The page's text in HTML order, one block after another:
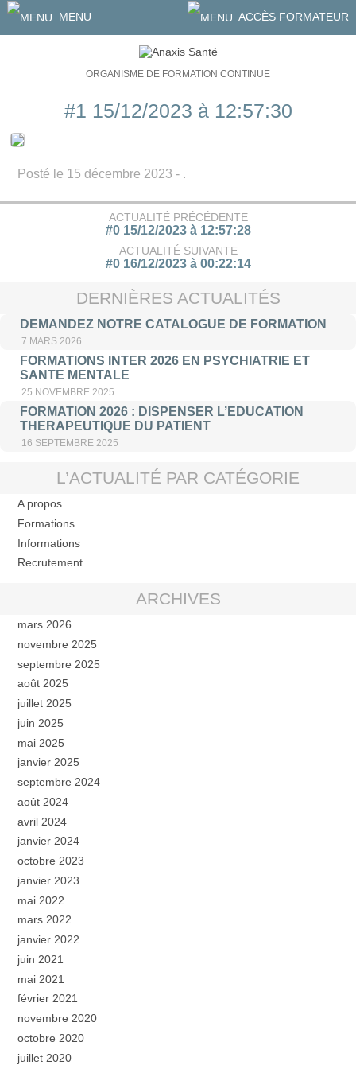
MENU ACCÈS FORMATEUR
ORGANISME DE FORMATION CONTINUE
#1 15/12/2023 à 12:57:30
Posté le 15 décembre 2023 - .
ACTUALITÉ PRÉCÉDENTE
#0 15/12/2023 à 12:57:28
ACTUALITÉ SUIVANTE
#0 16/12/2023 à 00:22:14
DERNIÈRES ACTUALITÉS
DEMANDEZ NOTRE CATALOGUE DE FORMATION
7 MARS 2026
FORMATIONS INTER 2026 EN PSYCHIATRIE ET
SANTE MENTALE
25 NOVEMBRE 2025
FORMATION 2026 : DISPENSER L’EDUCATION
THERAPEUTIQUE DU PATIENT
16 SEPTEMBRE 2025
L’ACTUALITÉ PAR CATÉGORIE
A propos
Formations
Informations
Recrutement
ARCHIVES
mars 2026
novembre 2025
septembre 2025
août 2025
juillet 2025
juin 2025
mai 2025
janvier 2025
septembre 2024
août 2024
avril 2024
janvier 2024
octobre 2023
janvier 2023
mai 2022
mars 2022
janvier 2022
juin 2021
mai 2021
février 2021
novembre 2020
octobre 2020
juillet 2020